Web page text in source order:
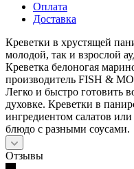
Оплата
Доставка
Креветки в хрустящей
молодой, так и взрослой
Креветка белоногая
производитель FISH &
Легко и быстро готовить
духовке. Креветки в
ингредиентом салатов или
блюдо с разными соусами.
Отзывы